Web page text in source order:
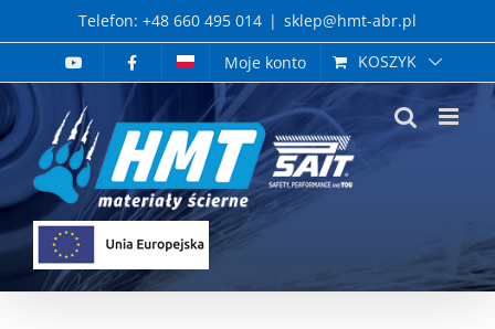
to
Telefon: +48 660 495 014 | sklep@hmt-abr.pl
Moje konto
KOSZYK